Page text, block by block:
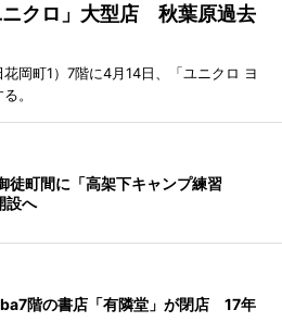
クロ」大型店 秋葉原過去
岡町1）7階に4月14日、「ユニクロ ヨ
。
徒町間に「高架下キャンプ練習
設へ
階の書店「有隣堂」が閉店 17年